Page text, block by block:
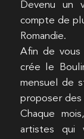
Devenu un
compte de
Romandie.
Afin de
crée le
mensuel de
proposer des
Chaque
artistes qui